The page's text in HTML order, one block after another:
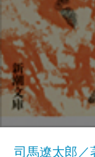
司馬遼太郎／